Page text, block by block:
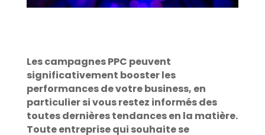
Les campagnes PPC peuvent
significativement booster les
performances de votre business, en
particulier si vous restez informés des
toutes dernières tendances en la matière.
Toute entreprise qui souhaite se